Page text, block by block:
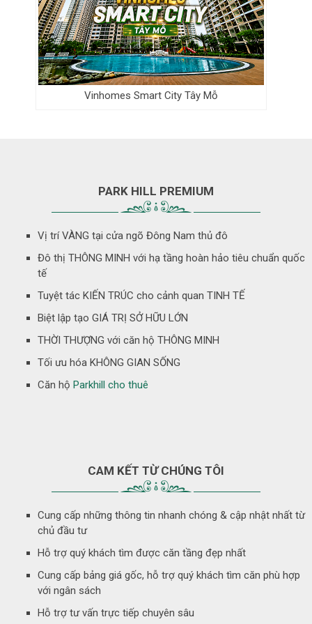
Vinhomes Smart City Tây Mỗ
PARK HILL PREMIUM
Vị trí VÀNG tại cửa ngõ Đông Nam thủ đô
Đô thị THÔNG MINH với hạ tầng hoàn hảo tiêu chuẩn quốc
tế
Tuyệt tác KIẾN TRÚC cho cảnh quan TINH TẾ
Biệt lập tạo GIÁ TRỊ SỞ HỮU LỚN
THỜI THƯỢNG với căn hộ THÔNG MINH
Tối ưu hóa KHÔNG GIAN SỐNG
Căn hộParkhill cho thuê
CAM KẾT TỪ CHÚNG TÔI
Cung cấp những thông tin nhanh chóng & cập nhật nhất từ
chủ đầu tư
Hỗ trợ quý khách tìm được căn tầng đẹp nhất
Cung cấp bảng giá gốc, hỗ trợ quý khách tìm căn phù hợp
với ngân sách
Hỗ trợ tư vấn trực tiếp chuyên sâu